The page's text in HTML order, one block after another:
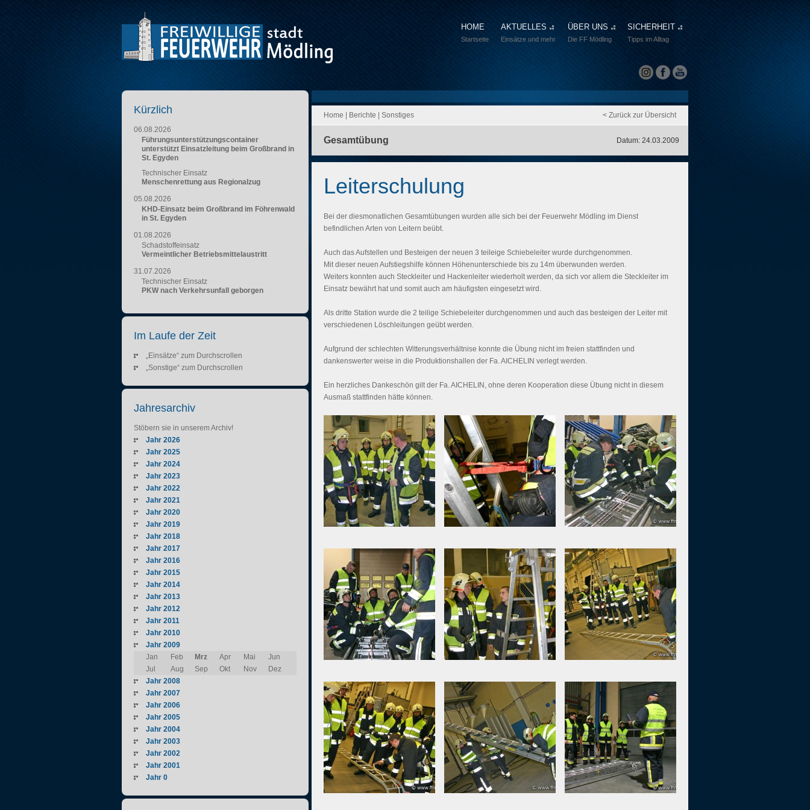
HOME
Startseite
AKTUELLES
Einsätze und mehr
ÜBER UNS
Die FF Mödling
SICHERHEIT
Tipps im Alltag
Home Berichte Sonstiges < Zurück zur Übersicht
Gesamtübung Datum: 24.03.2009
Leiterschulung
Bei der diesmonatlichen Gesamtübungen wurden alle sich bei der Feuerwehr Mödling im Dienst
befindlichen Arten von Leitern beübt.
Auch das Aufstellen und Besteigen der neuen 3 teileige Schiebeleiter wurde durchgenommen.
Mit dieser neuen Aufstiegshilfe können Höhenunterschiede bis zu 14m überwunden werden.
Weiters konnten auch Steckleiter und Hackenleiter wiederholt werden, da sich vor allem die Steckleiter im
Einsatz bewährt hat und somit auch am häufigsten eingesetzt wird.
Als dritte Station wurde die 2 teilige Schiebeleiter durchgenommen und auch das besteigen der Leiter mit
verschiedenen Löschleitungen geübt werden.
Aufgrund der schlechten Witterungsverhältnise konnte die Übung nicht im freien stattfinden und
dankenswerter weise in die Produktionshallen der Fa. AICHELIN verlegt werden.
Ein herzliches Dankeschön gilt der Fa. AICHELIN, ohne deren Kooperation diese Übung nicht in diesem
Ausmaß stattfinden hätte können.
Kürzlich
06.08.2026
Führungsunterstützungscontainer
unterstützt Einsatzleitung beim Großbrand in
St. Egyden
Technischer Einsatz
Menschenrettung aus Regionalzug
05.08.2026
KHD-Einsatz beim Großbrand im Föhrenwald
in St. Egyden
01.08.2026
Schadstoffeinsatz
Vermeintlicher Betriebsmittelaustritt
31.07.2026
Technischer Einsatz
PKW nach Verkehrsunfall geborgen
Im Laufe der Zeit
„Einsätze“ zum Durchscrollen
„Sonstige“ zum Durchscrollen
Jahresarchiv
Stöbern sie in unserem Archiv!
Jahr 2026
Jahr 2025
Jahr 2024
Jahr 2023
Jahr 2022
Jahr 2021
Jahr 2020
Jahr 2019
Jahr 2018
Jahr 2017
Jahr 2016
Jahr 2015
Jahr 2014
Jahr 2013
Jahr 2012
Jahr 2011
Jahr 2010
Jahr 2009
Jan
Feb Mrz Apr Mai
Jun
Jul
Aug Sep Okt Nov
Dez
Jahr 2008
Jahr 2007
Jahr 2006
Jahr 2005
Jahr 2004
Jahr 2003
Jahr 2002
Jahr 2001
Jahr 0